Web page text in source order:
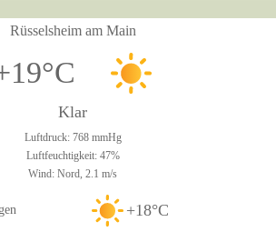
Rüsselsheim am Main
Klar
Luftdruck: 768 mmHg
Luftfeuchtigkeit: 47%
Wind: Nord, 2.1 m/s
+18°C